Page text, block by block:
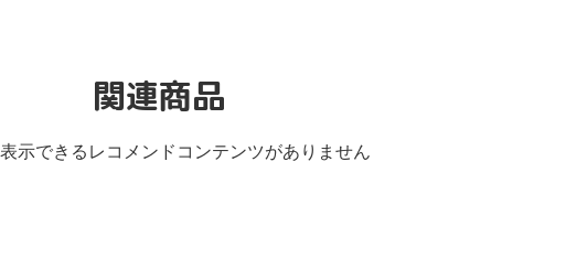
関連商品
表示できるレコメンドコンテンツがありません